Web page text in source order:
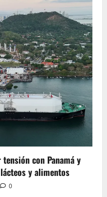
con Panamá y
y alimentos
0